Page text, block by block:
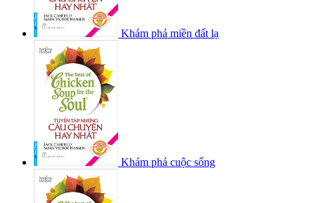
Khám phá miền đất lạ
Khám phá cuộc sống